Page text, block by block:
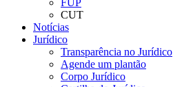
FUP
CUT
Notícias
Jurídico
Transparência no Jurídico
Agende um plantão
Corpo Jurídico